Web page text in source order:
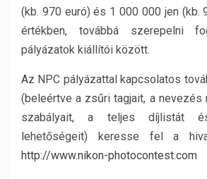
(kb. 970 euró) és 1 000 000 jen (kb.
értékben, továbbá szerepelni
pályázatok kiállítói között.
Az NPC pályázattal kapcsolatos
(beleértve a zsűri tagjait, a nevezés
szabályait, a teljes díjlistát
lehetőségeit) keresse fel a
http://www.nikon-photocontest.com